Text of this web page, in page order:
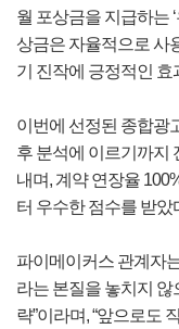
월 포상금을 지급하는
상금은 자율적으로 사
기 진작에 긍정적인 효
이번에 선정된 종합광
후 분석에 이르기까지
내며, 계약 연장율
터 우수한 점수를 받았
파이메이커스 관계자
라는 본질을 놓치지
략”이라며, “앞으로도